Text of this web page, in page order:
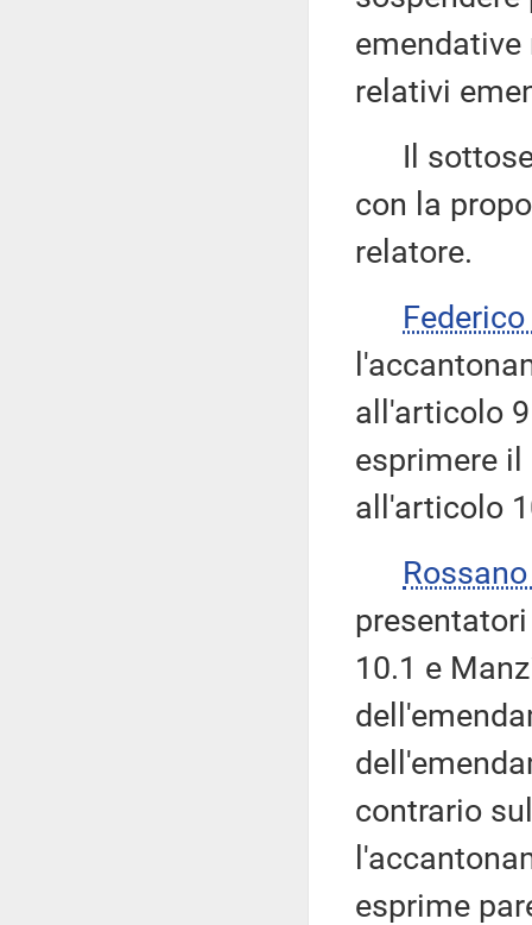
relativi
Il
con la
relatore.
all'articolo
esprimere
all'articolo
10.1 e
contrario
esprime